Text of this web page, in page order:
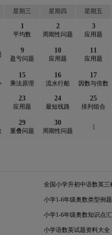
星期三 星期四 星期五
1
平均数
2
周期性问题
3
应用题
9
盈亏问题
10
应用题
11
应用题
15
乘法原理
16
流水行船
17
因数与倍数
23
应用题
24
最短线路
25
排列组合
29
重叠问题
30
周期性问题 1
全国小学升初中语数英三
小学1-6年级奥数类型例
小学1-6年级奥数知识点
小学语数英试题资料大全